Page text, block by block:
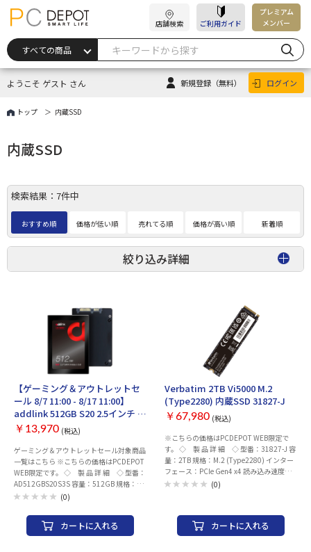
店舗検索 ご利用ガイド
プレミアム
メンバー
ようこそ ゲスト さん 新規登録 （無料） ログイン
トップ 内蔵SSD
内蔵SSD
絞り込み詳細
検索結果：7件中
おすすめ順 価格が低い順 売れてる順 価格が高い順 新着順
【ゲーミング＆アウトレットセ
ール 8/7 11:00 - 8/17 11:00】
addlink 512GB S20 2.5インチ 内
蔵SSD AD512GBS20S3S
￥13,970 (税込)
ゲーミング＆アウトレットセール対象商品
一覧はこちら ※こちらの価格はPCDEPOT
WEB限定です。 ◇ 製 品 詳 細 ◇ 型番：
AD512GBS20S3S 容量：512GB 規格：
2.5インチ インターフェース：SATA III
込み速度： 最大 450 MB/s ヒートシン
ク：- シリーズ：S20 JANコード：
4712927861546 メーカー：addlink
(0)
カートに入れる
Verbatim 2TB Vi5000 M.2
(Type2280) 内蔵SSD 31827-J
￥67,980 (税込)
※こちらの価格はPCDEPOT WEB限定で
す。 ◇ 製 品 詳 細 ◇ 型番：31827-J 容
量：2TB 規格：M.2 (Type2280) インター
フェース：PCIe Gen4 x4 読み込み速度：
最大 5000MB/s 書き込み速度： 最大
ーカー：Verbatim
(0)
カートに入れる